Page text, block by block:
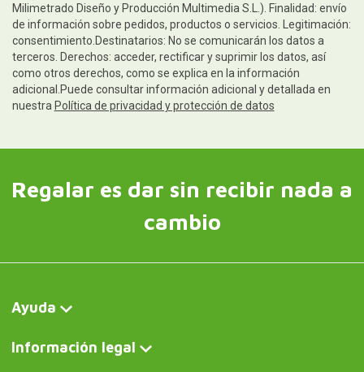
Milimetrado Diseño y Producción Multimedia S.L.). Finalidad: envío
de información sobre pedidos, productos o servicios. Legitimación:
consentimiento.Destinatarios: No se comunicarán los datos a
terceros. Derechos: acceder, rectificar y suprimir los datos, así
como otros derechos, como se explica en la información
adicional.Puede consultar información adicional y detallada en
nuestra Política de privacidad y protección de datos
Regalar es dar sin recibir nada a
cambio
Ayuda
Información legal